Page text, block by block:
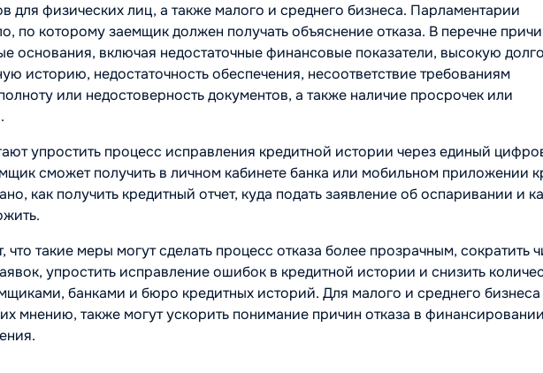
для физических лиц, а также малого и среднего бизнеса. Парламентарии
по которому заемщик должен получать объяснение отказа. В перечне
основания, включая недостаточные финансовые показатели, высокую
историю, недостаточность обеспечения, несоответствие требованиям
или недостоверность документов, а также наличие просрочек или
упростить процесс исправления кредитной истории через единый
сможет получить в личном кабинете банка или мобильном приложении
как получить кредитный отчет, куда подать заявление об оспаривании и
такие меры могут сделать процесс отказа более прозрачным, сократить
упростить исправление ошибок в кредитной истории и снизить
банками и бюро кредитных историй. Для малого и среднего бизнеса
мнению, также могут ускорить понимание причин отказа в